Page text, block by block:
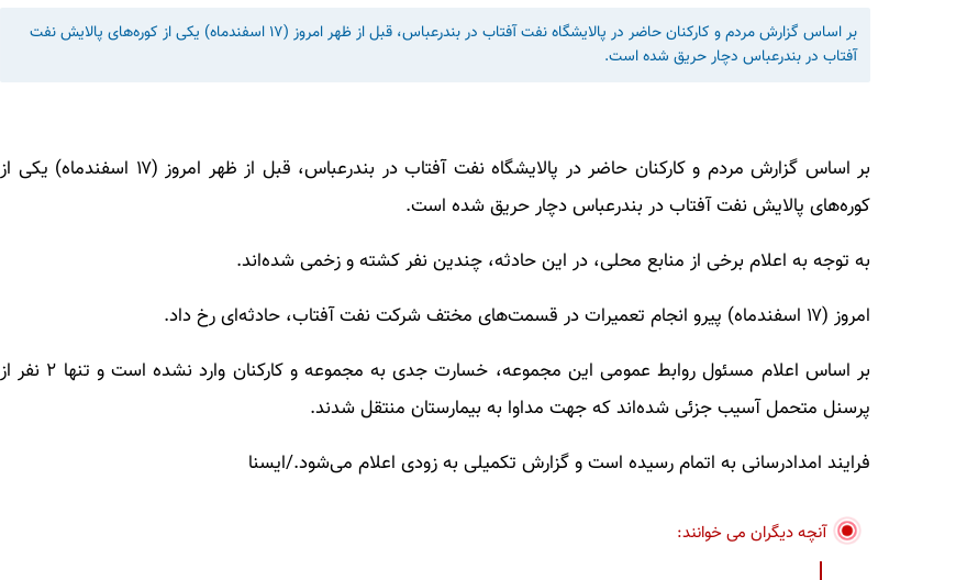
بر اساس گزارش مردم و کارکنان حاضر در پالایشگاه نفت آفتاب در بندرعباس، قبل از ظهر امروز (۱۷ اسفندماه) یکی از کوره‌های پالایش نفت
آفتاب در بندرعباس دچار حریق شده است.
بر اساس گزارش مردم و کارکنان حاضر در پالایشگاه نفت آفتاب در بندرعباس، قبل از ظهر امروز (۱۷ اسفندماه) یکی از
کوره‌های پالایش نفت آفتاب در بندرعباس دچار حریق شده است.
به توجه به اعلام برخی از منابع محلی، در این حادثه، چندین نفر کشته و زخمی شده‌اند.
امروز (۱۷ اسفندماه) پیرو انجام تعمیرات در قسمت‌های مختف شرکت نفت آفتاب، حادثه‌ای رخ داد.
بر اساس اعلام مسئول روابط عمومی این مجموعه، خسارت جدی به مجموعه و کارکنان وارد نشده است و تنها ۲ نفر از
پرسنل متحمل آسیب جزئی شده‌اند که جهت مداوا به بیمارستان منتقل شدند.
فرایند امدادرسانی به اتمام رسیده است و گزارش تکمیلی به زودی اعلام می‌شود./ایسنا
آنچه دیگران می خوانند: